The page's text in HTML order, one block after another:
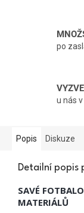
po
u nás
Popis Diskuze
Detailní popis
SAVÉ
MATERIÁLŮ